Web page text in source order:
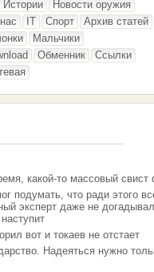
Новости оружия
IT Спорт
Архив статей
Мальчики
Обменник
Ссылки
какой-то массовый свист
подумать, что ради этого
эксперт даже не
вот и токаев не отстает
Надеяться нужно